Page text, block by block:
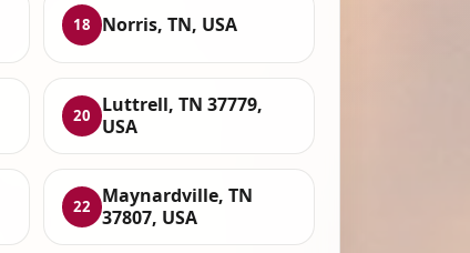
18 Norris, TN, USA
20
Luttrell, TN 37779,
USA
22
Maynardville, TN
37807, USA